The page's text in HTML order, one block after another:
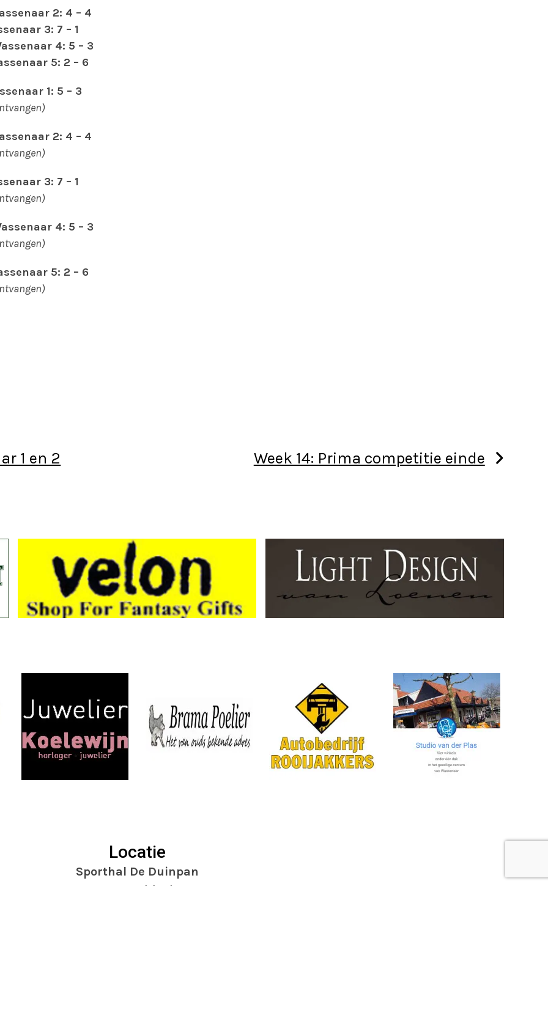
2: 4 – 4
3: 7 – 1
4: 5 – 3
5: 2 – 6
1: 5 – 3
2: 4 – 4
3: 7 – 1
4: 5 – 3
5: 2 – 6
1 en 2 Week 14: Prima competitie einde
Locatie
Sporthal De Duinpan
Dr. Mansveltkade 11